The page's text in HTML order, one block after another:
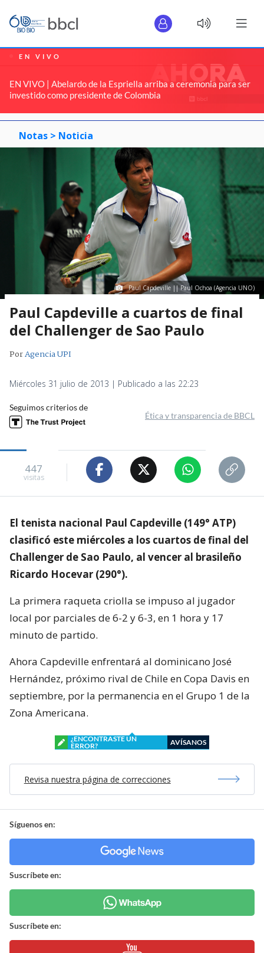
EN VIVO
EN VIVO | Abelardo de la Espriella arriba a ceremonia para ser
investido como presidente de Colombia
Notas > Noticia
Paul Capdeville || Paul Ochoa (Agencia UNO)
Paul Capdeville a cuartos de final
del Challenger de Sao Paulo
PorAgencia UPI
Miércoles 31 julio de 2013 | Publicado a las 22:23
Seguimos criterios de
Ética y transparencia de BBCL
447
visitas
El tenista nacional Paul Capdeville (149° ATP)
clasificó este miércoles a los cuartos de final del
Challenger de Sao Paulo, al vencer al brasileño
Ricardo Hocevar (290°).
La primera raqueta criolla se impuso al jugador
local por parciales de 6-2 y 6-3, en 1 hora y 17
minuto de partido.
Ahora Capdeville enfrentará al dominicano José
Hernández, próximo rival de Chile en Copa Davis en
septiembre, por la permanencia en el Grupo 1 de la
Zona Americana.
¿ENCONTRASTE UN
ERROR?
AVÍSANOS
Revisa nuestra página de correcciones
Síguenos en:
Suscríbete en:
Suscríbete en: